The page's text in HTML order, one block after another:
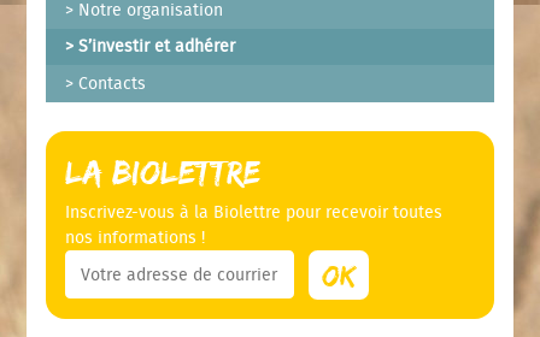
Notre organisation
S’investir et adhérer
Contacts
La Biolettre
Inscrivez-vous à la Biolettre pour recevoir toutes
nos informations !